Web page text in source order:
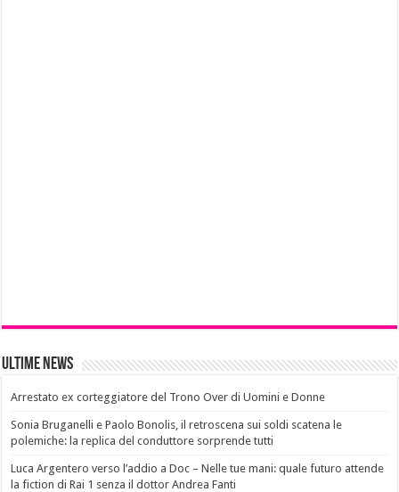
Ultime News
Arrestato ex corteggiatore del Trono Over di Uomini e Donne
Sonia Bruganelli e Paolo Bonolis, il retroscena sui soldi scatena le
polemiche: la replica del conduttore sorprende tutti
Luca Argentero verso l’addio a Doc – Nelle tue mani: quale futuro attende
la fiction di Rai 1 senza il dottor Andrea Fanti